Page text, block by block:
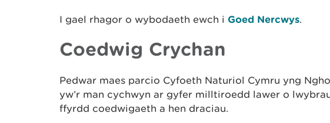
I gael rhagor o wybodaeth ewch i Goed Nercwys.
Coedwig Crychan
Pedwar maes parcio Cyfoeth Naturiol Cymru yng
yw’r man cychwyn ar gyfer milltiroedd lawer o
ffyrdd coedwigaeth a hen draciau.